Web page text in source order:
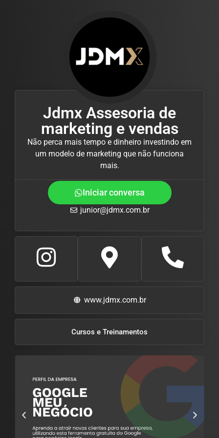
Jdmx Assesoria de
marketing e vendas
Não perca mais tempo e dinheiro investindo em
um modelo de marketing que não funciona
mais.
Iniciar conversa
junior@jdmx.com.br
www.jdmx.com.br
Cursos e Treinamentos